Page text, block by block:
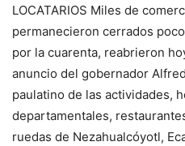
LOCATARIOS Miles de
permanecieron cerrados
por la cuarenta, reabrieron
anuncio del gobernador
paulatino de las actividades,
departamentales,
ruedas de Nezahualcóyotl,